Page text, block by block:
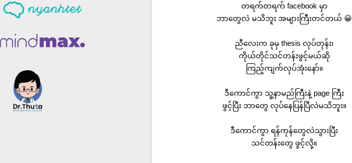
တရက်တရက် facebook မှာ
ဘာတွေလဲ မသိဘူး အများကြီးတင်တယ် 😀
ညီလေးက ခုမှ thesis လုပ်တုန်း၊
ကိုယ်တိုင်သင်တန်းဖွင့်မယ်ဆို
ကြည့်ကျက်လုပ်အုံးနော်။
ဒီကောင်ကွာ သူ့နာမည်ကြီးနဲ့ page ကြီး
ဖွင့်ပြီး ဘာတွေ လုပ်နေပြန်ပြီလဲမသိဘူး။
ဒီကောင်ကွာ ရန်ကုန်တွေလဲသွားပြီး
သင်တန်းတွေ ဖွင့်လို့။